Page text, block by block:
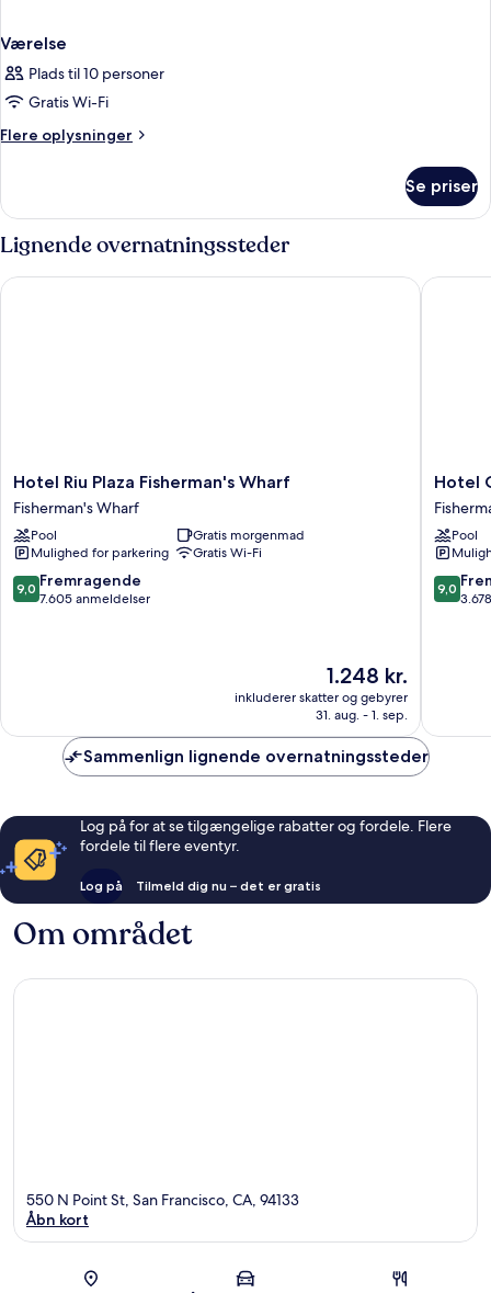
Værelse
Plads til 10 personer
Gratis Wi-Fi
Flere oplysninger
Flere
Se priser
Lignende overnatningssteder
Hotel
Riu
Plaza
Fisherman's
Wharf
Fisherman's
Wharf
Hotel Riu Plaza Fisherman's Wharf
Fisherman's Wharf
Pool
Gratis morgenmad
Mulighed for parkering
Gratis Wi-Fi
9.0
ud
9,0 Fremragende
7.605 anmeldelser
Prisen
1.248 kr.
1.248 kr.
inkluderer skatter og gebyrer
31. aug. - 1. sep.
Hotel Riu Plaza Fisherman's Wharf
Hotel
Caza
´s
Wharf
Wharf
Hotel
Pool
9.0
ud
9,0
Hotel
Sammenlign lignende overnatningssteder
Log på for at se tilgængelige rabatter og fordele. Flere
fordele til flere eventyr.
Log på Tilmeld dig nu – det er gratis
Om området
Kort
550 N Point St, San Francisco, CA, 94133
Åbn kort